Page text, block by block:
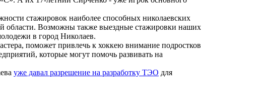
стажировок наиболее способных николаевских
области. Возможны также выездные стажировки наших
в город Николаев.
поможет привлечь к хоккею внимание подростков
которые могут помочь развивать на
уже давал разрешение на разработку ТЭО для